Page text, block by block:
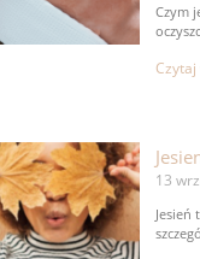
Czym
13
Jesień